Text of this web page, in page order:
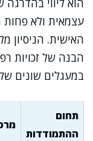
הוא ליווי
עצמאית ולא פחות
האישית. הניסיון
הבנה של זכויות
במעגלים שונים
תחום
ההתמודדות